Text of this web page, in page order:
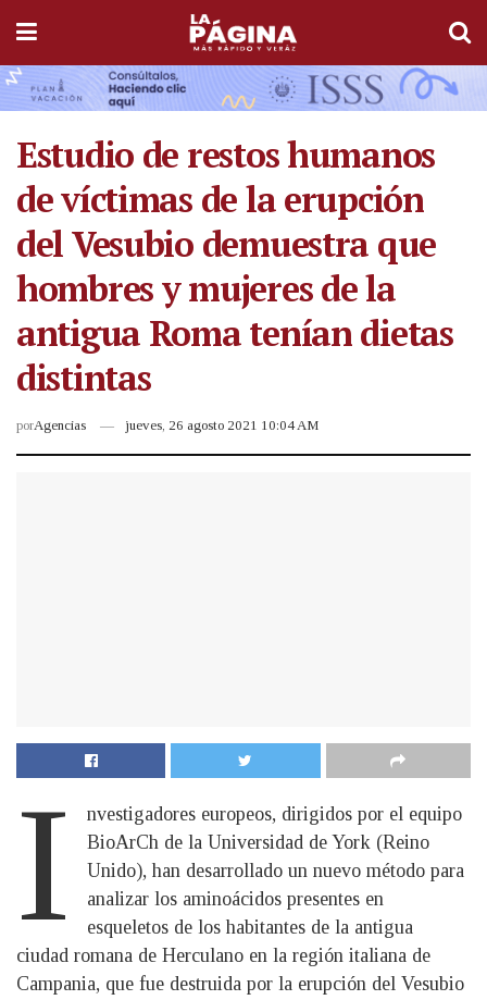
Estudio de restos humanos
de víctimas de la erupción
del Vesubio demuestra que
hombres y mujeres de la
antigua Roma tenían dietas
distintas
porAgencias jueves, 26 agosto 2021 10:04 AM
I
nvestigadores europeos, dirigidos por el equipo
BioArCh de la Universidad de York (Reino
Unido), han desarrollado un nuevo método para
analizar los aminoácidos presentes en
esqueletos de los habitantes de la antigua
ciudad romana de Herculano en la región italiana de
Campania, que fue destruida por la erupción del Vesubio